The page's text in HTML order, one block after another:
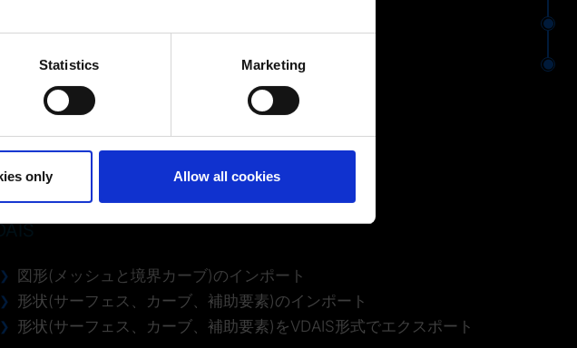
be accurate to within several meters
(fingerprinting)
preferences in the
Statistics Marketing
only Allow all cookies
図形(メッシュと境界カーブ)のインポート
形状(サーフェス、カーブ、補助要素)のインポート
形状(サーフェス、カーブ、補助要素)をVDAIS形式でエクスポート
⬤
⬤